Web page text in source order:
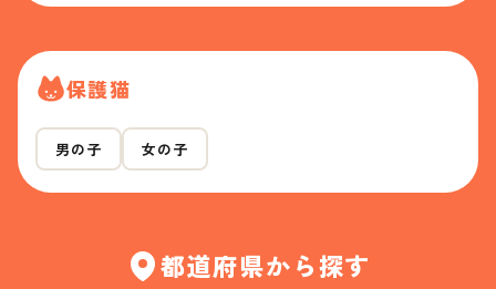
保護猫
男の子 女の子
都道府県から探す